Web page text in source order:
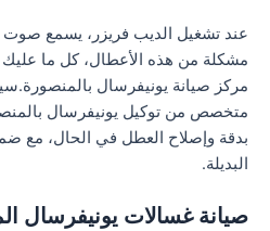
عند تشغيل الديب فريزر، يسمع
مشكلة من هذه الأعطال، كل ما عليك
مركز صيانة يونيفرسال
متخصص من توكيل يونيفرسال
بدقة وإصلاح العطل في الحال، مع
البديلة.
صيانة غسالات يونيفرسال